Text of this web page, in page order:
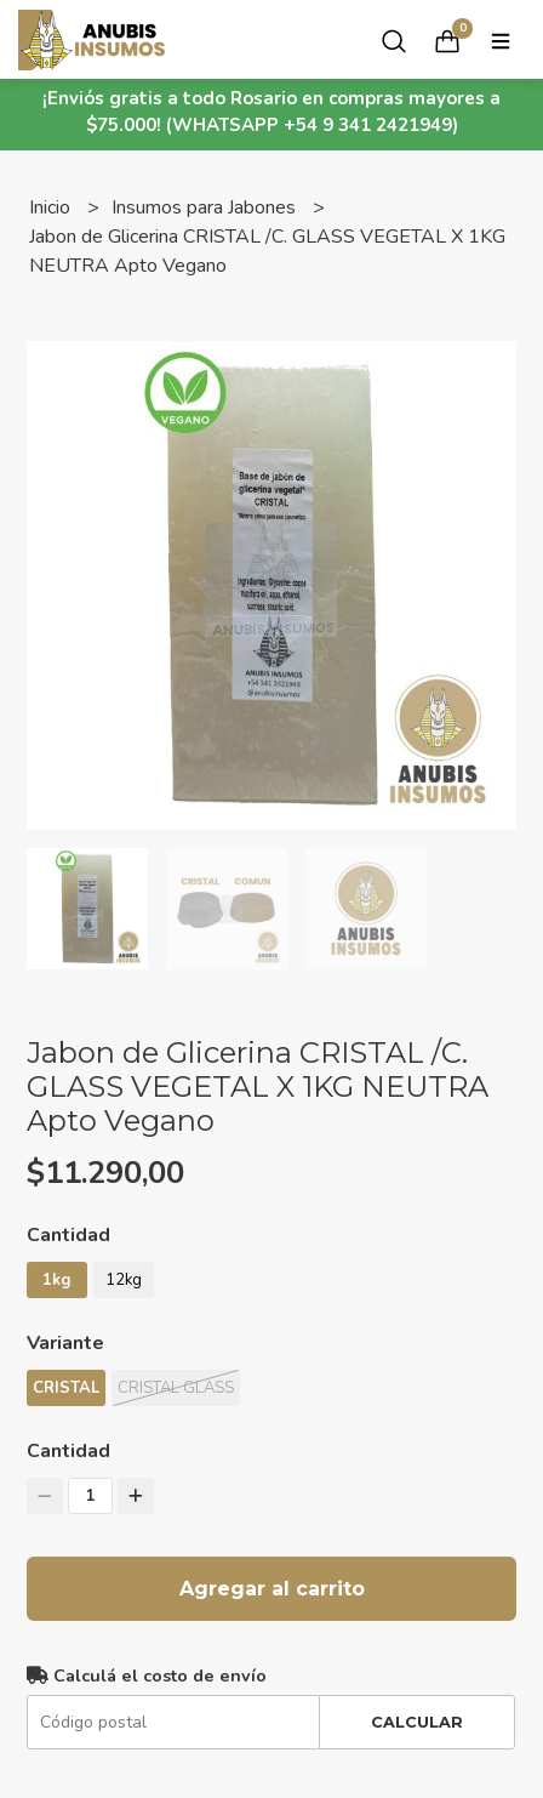
¡Enviós gratis a todo Rosario en compras mayores a
$75.000! (WHATSAPP +54 9 341 2421949)
0
Inicio
Insumos para Jabones
Jabon de Glicerina CRISTAL /C. GLASS VEGETAL X 1KG
NEUTRA Apto Vegano
Jabon de Glicerina CRISTAL /C.
GLASS VEGETAL X 1KG NEUTRA
Apto Vegano
$11.290,00
Cantidad
1kg 12kg
Variante
CRISTAL CRISTAL GLASS
Cantidad
1
Agregar al carrito
Calculá el costo de envío
CALCULAR